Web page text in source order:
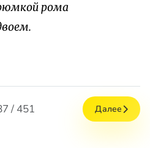
рома
/ 451 Далее